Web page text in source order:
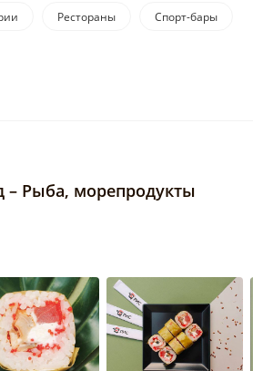
Рестораны Спорт-бары
– Рыба, морепродукты